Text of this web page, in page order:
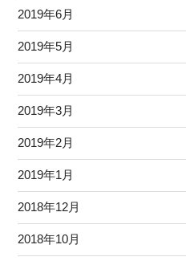
2019年6月
2019年5月
2019年4月
2019年3月
2019年2月
2019年1月
2018年12月
2018年10月